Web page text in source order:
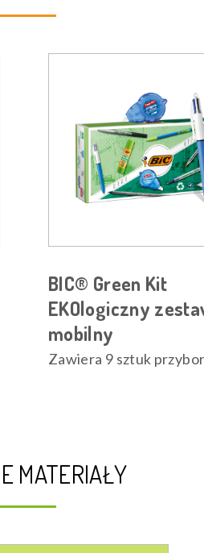
BIC® Green Kit
EKOlogiczny
mobilny
Zawiera 9 sztuk
MATERIAŁY